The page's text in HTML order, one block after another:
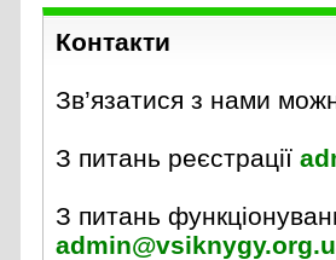
Контакти
Зв’язатися з нами
З питань реєстрації
З питань